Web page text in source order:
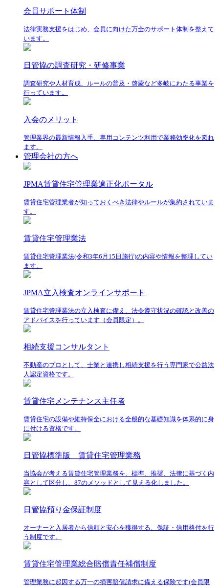
会員サポート体制
法律実務支援をはじめ、会員に向けた万全のサポート体制を整えて
います。
日管協の調査研究・研修事業
調査研究や人材育成、ルールの普及・啓蒙など多岐にわたる事業を
行っています。
入会のメリット
管理業界の最新情報入手、専用コンテンツ利用で業務効率化を図れ
ます。
管理会社の方へ
JPMA賃貸住宅管理業適正化ポータル
賃貸住宅管理業者が知っておくべき法律やルールが集約されていま
す。
賃貸住宅管理業法
賃貸住宅管理業法(令和3年6月15日施行)の内容や情報を整理してい
ます。
JPMA立入検査オンラインサポート
賃貸住宅管理業法の立入検査に備え、法令遵守状況の確認と改善の
アドバイスを行っています（会員限定）。
相続支援コンサルタント
不動産のプロとして、士業と連携し相続支援を行う専門家で公益法
人認定資格です。
賃貸住宅メンテナンス主任者
賃貸住宅の設備や維持保全における全般的な基礎知識を体系的に身
に付ける資格です。
日管協標準版 賃貸住宅管理業務
当協会が考える賃貸住宅管理業務を、標準、推奨、法律に基づく内
容として区分し、87のメソッドとして見える化しました。
日管協預り金保証制度
オーナーと入居者から信頼と安心を獲得する、保証・信用格付を行
う制度です。
賃貸住宅管理業総合賠償責任補償制度
管理業務に起因する万一の損害賠償請求に備える保険です(会員限